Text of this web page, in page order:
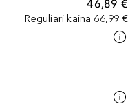
46,89 €
Reguliari kaina 66,99 €